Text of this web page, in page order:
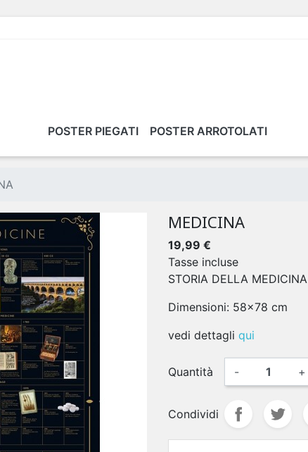
POSTER PIEGATI POSTER ARROTOLATI
MEDICINA
19,99 €
Tasse incluse
STORIA DELLA MEDICINA
Dimensioni: 58x78 cm
vedi dettagli qui
Quantità - +
Condividi